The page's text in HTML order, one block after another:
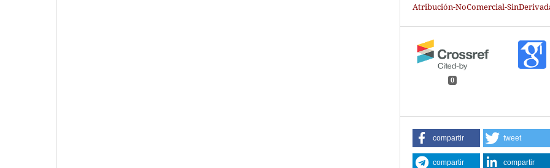
Atribución-NoComercial-
0
compartir tweet
compartir compartir